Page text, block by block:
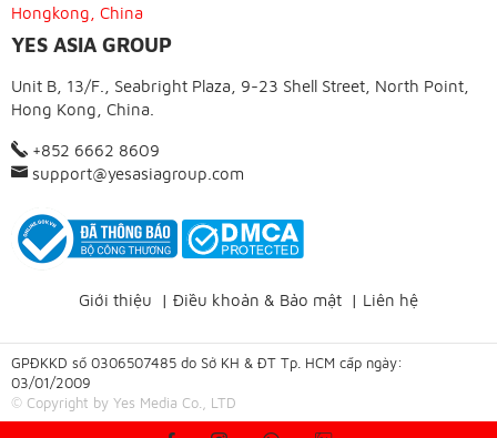
Hongkong, China
YES ASIA GROUP
Unit B, 13/F., Seabright Plaza, 9-23 Shell Street, North Point,
Hong Kong, China.
+852 6662 8609
support@yesasiagroup.com
Giới thiệu | Điều khoản & Bảo mật | Liên hệ
GPĐKKD số 0306507485 do Sở KH & ĐT Tp. HCM cấp ngày:
03/01/2009
© Copyright by Yes Media Co., LTD